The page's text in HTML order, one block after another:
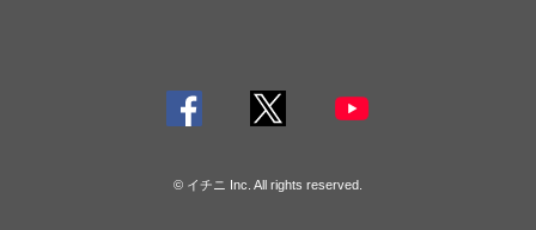
© イチニ Inc. All rights reserved.